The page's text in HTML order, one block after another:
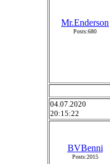
Mr.Enderson
Posts:680
04.07.2020
20:15:22
BVBenni
Posts:2015